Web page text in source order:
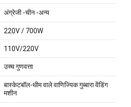
अंग्रेजी -चीन -अन्य
220V / 700W
110V/220V
उच्च गुणवत्ता
बास्केटबॉल-थीम वाले वाणिज्यिक गुब्बारा वेंडिंग
मशीन